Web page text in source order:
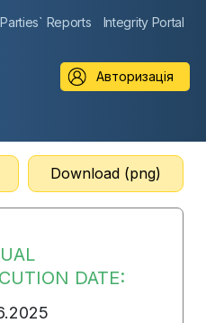
Reports Integrity Portal
Авторизація
Download (png)
DATE: